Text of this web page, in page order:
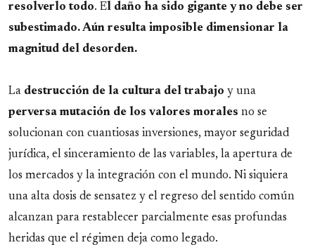
resolverlo todo. El daño ha sido gigante y no debe ser
subestimado. Aún resulta imposible dimensionar la
magnitud del desorden.
La destrucción de la cultura del trabajo y una
perversa mutación de los valores morales no se
solucionan con cuantiosas inversiones, mayor seguridad
jurídica, el sinceramiento de las variables, la apertura de
los mercados y la integración con el mundo. Ni siquiera
una alta dosis de sensatez y el regreso del sentido común
alcanzan para restablecer parcialmente esas profundas
heridas que el régimen deja como legado.